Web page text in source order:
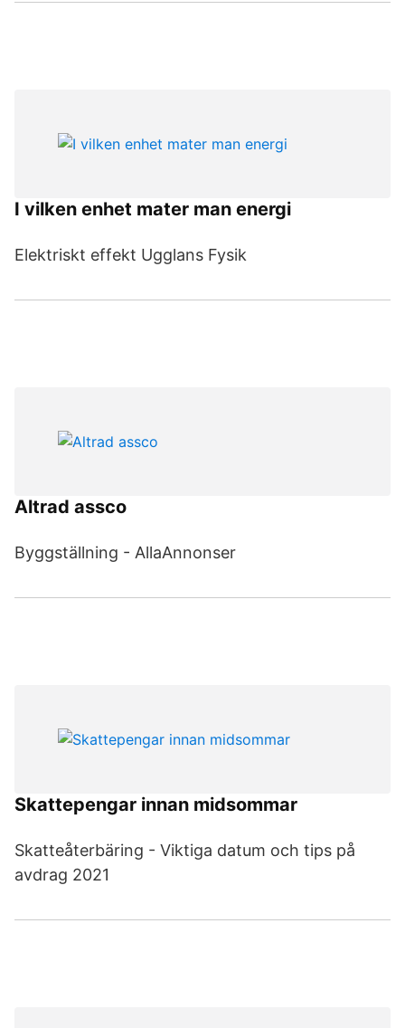
I vilken enhet mater man energi
Elektriskt effekt Ugglans Fysik
Altrad assco
Byggställning - AllaAnnonser
Skattepengar innan midsommar
Skatteåterbäring - Viktiga datum och tips på
avdrag 2021